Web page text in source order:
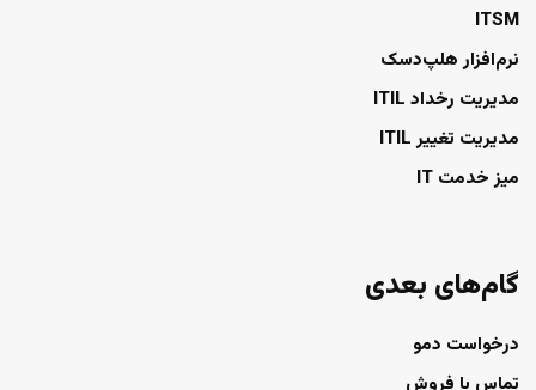
ITSM
نرم‌افزار هلپ‌دسک
مدیریت رخداد ITIL
مدیریت تغییر ITIL
میز خدمت IT
گام‌های بعدی
درخواست دمو